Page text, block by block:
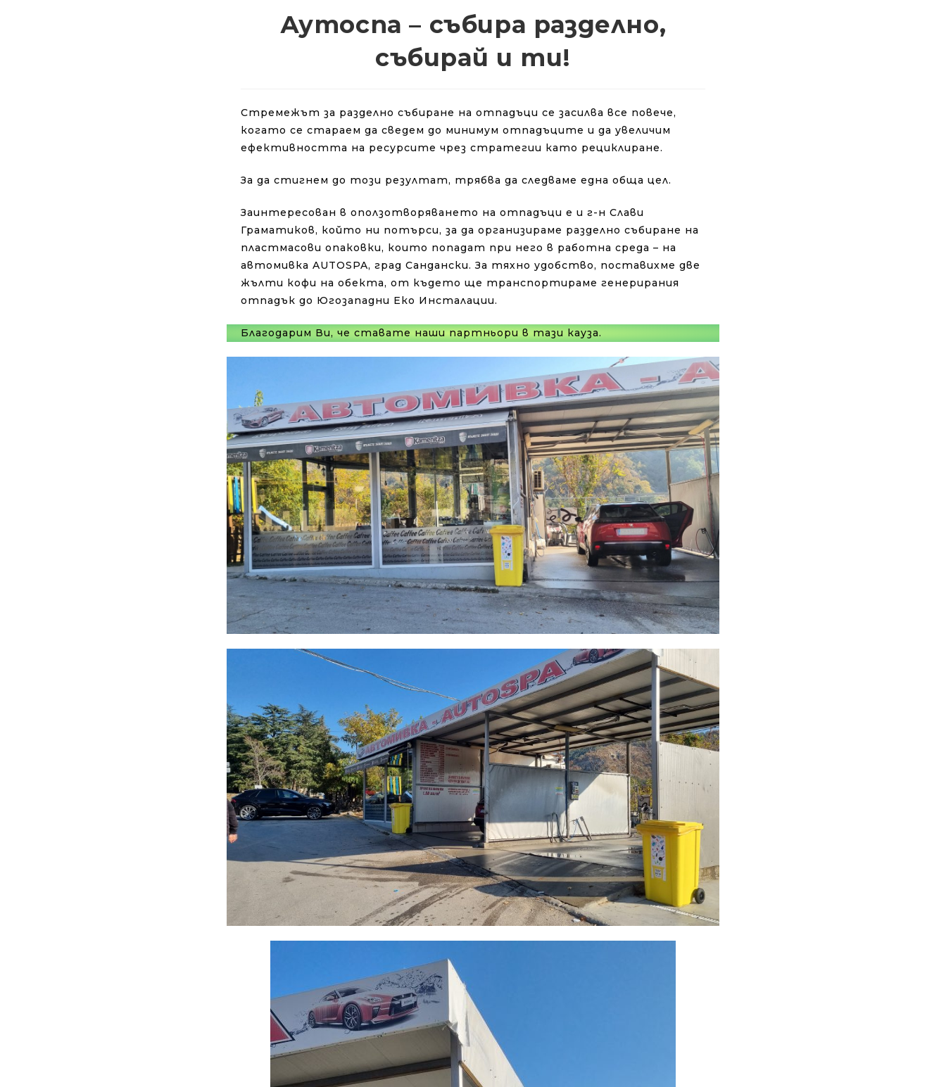
Аутоспа – събира разделно,
събирай и ти!
Стремежът за разделно събиране на отпадъци се засилва все повече,
когато се стараем да сведем до минимум отпадъците и да увеличим
ефективността на ресурсите чрез стратегии като рециклиране.
За да стигнем до този резултат, трябва да следваме една обща цел.
Заинтересован в оползотворяването на отпадъци е и г-н Слави
Граматиков, който ни потърси, за да организираме разделно събиране на
пластмасови опаковки, които попадат при него в работна среда – на
автомивка AUTOSPA, град Сандански. За тяхно удобство, поставихме две
жълти кофи на обекта, от където ще транспортираме генерирания
отпадък до Югозападни Еко Инсталации.
Благодарим Ви, че ставате наши партньори в тази кауза.